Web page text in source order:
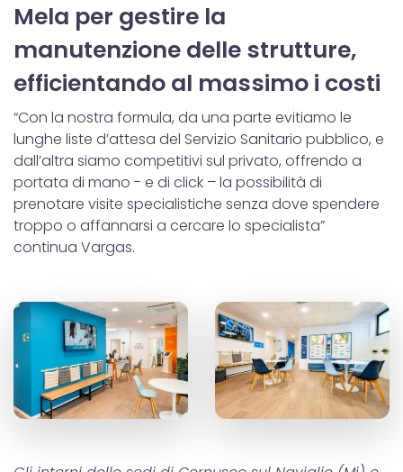
Mela per gestire la
manutenzione delle strutture,
efficientando al massimo i costi
“Con la nostra formula, da una parte evitiamo le
lunghe liste d’attesa del Servizio Sanitario pubblico, e
dall’altra siamo competitivi sul privato, offrendo a
portata di mano - e di click – la possibilità di
prenotare visite specialistiche senza dove spendere
troppo o affannarsi a cercare lo specialista”
continua Vargas.